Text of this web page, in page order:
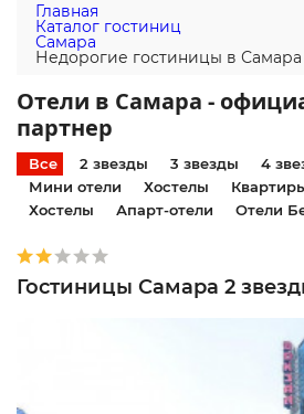
Главная
Каталог гостиниц
Самара
Недорогие гостиницы в Самара
Отели в Самара -
партнер
Все 2 звезды 3 звезды 4
Мини отели
Хостелы
Хостелы
Апарт-отели Отели
Гостиницы Самара 2